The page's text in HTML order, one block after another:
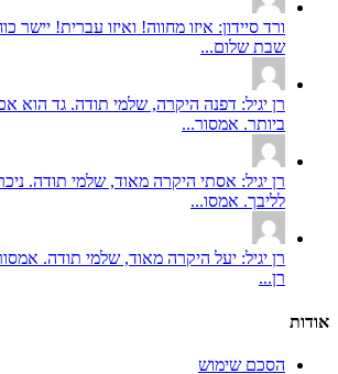
ורד סיידון: איזו מחווה! ואיזו עברית! יישר
שבת שלום...
רן יגיל: דפנה היקרה, שלמי תודה. גד הוא
ביותר. אמסור...
רן יגיל: אסתי היקרה מאוד, שלמי תודה.
לליבך. אמסו...
רן יגיל: יעל היקרה מאוד, שלמי תודה.
רן...
אודות
הסכם שימוש